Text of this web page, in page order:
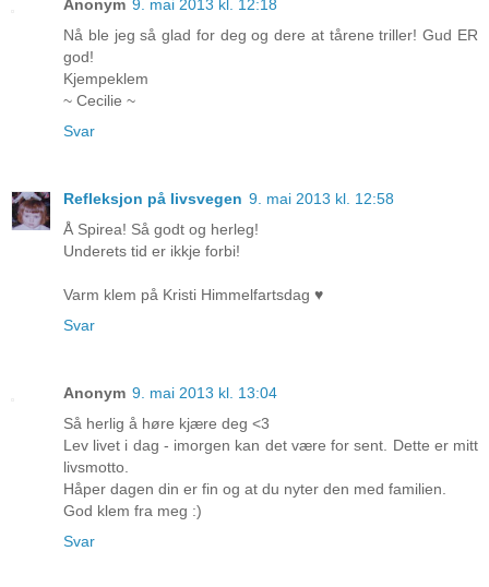
Anonym 9. mai 2013 kl. 12:18
Nå ble jeg så glad for deg og dere at tårene triller! Gud ER
god!
Kjempeklem
~ Cecilie ~
Svar
Refleksjon på livsvegen 9. mai 2013 kl. 12:58
Å Spirea! Så godt og herleg!
Underets tid er ikkje forbi!
Varm klem på Kristi Himmelfartsdag ♥
Svar
Anonym 9. mai 2013 kl. 13:04
Så herlig å høre kjære deg <3
Lev livet i dag - imorgen kan det være for sent. Dette er mitt
livsmotto.
Håper dagen din er fin og at du nyter den med familien.
God klem fra meg :)
Svar